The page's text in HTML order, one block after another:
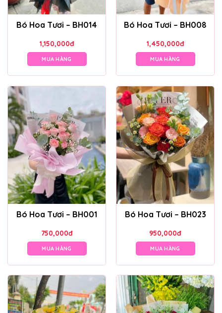
Bó Hoa Tươi – BH014
1,150,000đ
MUA HÀNG
Bó Hoa Tươi – BH008
1,450,000đ
MUA HÀNG
Bó Hoa Tươi – BH001
750,000đ
MUA HÀNG
Bó Hoa Tươi – BH023
950,000đ
MUA HÀNG